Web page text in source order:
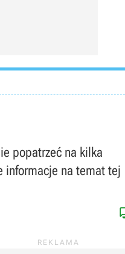
popatrzeć na kilka
informacje na temat tej